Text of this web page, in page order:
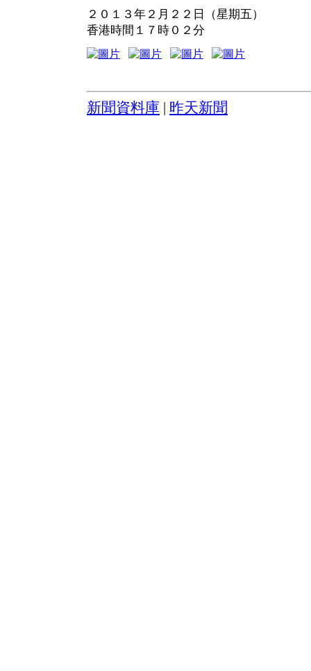
２０１３年２月２２日（星期五）
香港時間１７時０２分
新聞資料庫 昨天新聞